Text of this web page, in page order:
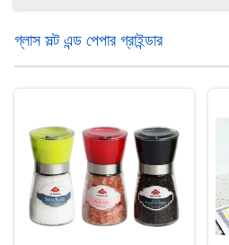
গ্লাস সল্ট এন্ড পেপার গ্রাইন্ডার